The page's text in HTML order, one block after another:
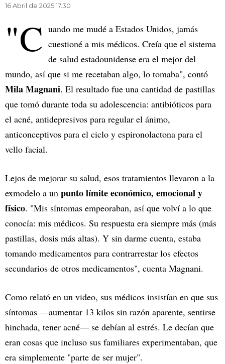
16 Abril de 2025 17.30
"C uando me mudé a Estados Unidos, jamás
cuestioné a mis médicos. Creía que el sistema
de salud estadounidense era el mejor del
mundo, así que si me recetaban algo, lo tomaba", contó
Mila Magnani. El resultado fue una cantidad de pastillas
que tomó durante toda su adolescencia: antibióticos para
el acné, antidepresivos para regular el ánimo,
anticonceptivos para el ciclo y espironolactona para el
vello facial.
Lejos de mejorar su salud, esos tratamientos llevaron a la
exmodelo a un punto límite económico, emocional y
físico. "Mis síntomas empeoraban, así que volví a lo que
conocía: mis médicos. Su respuesta era siempre más (más
pastillas, dosis más altas). Y sin darme cuenta, estaba
tomando medicamentos para contrarrestar los efectos
secundarios de otros medicamentos", cuenta Magnani.
Como relató en un video, sus médicos insistían en que sus
síntomas —aumentar 13 kilos sin razón aparente, sentirse
hinchada, tener acné— se debían al estrés. Le decían que
eran cosas que incluso sus familiares experimentaban, que
era simplemente "parte de ser mujer".